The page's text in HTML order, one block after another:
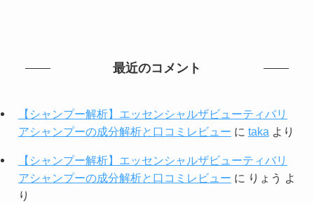
最近のコメント
【シャンプー解析】エッセンシャルザビューティバリ
アシャンプーの成分解析と口コミレビュー に taka より
【シャンプー解析】エッセンシャルザビューティバリ
アシャンプーの成分解析と口コミレビュー に りょう よ
り